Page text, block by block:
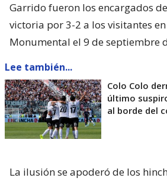
Garrido fueron los encargados
victoria por 3-2 a los visitantes
Monumental el 9 de septiembre
Lee también...
Colo Colo
último
al borde del
La ilusión se apoderó de los